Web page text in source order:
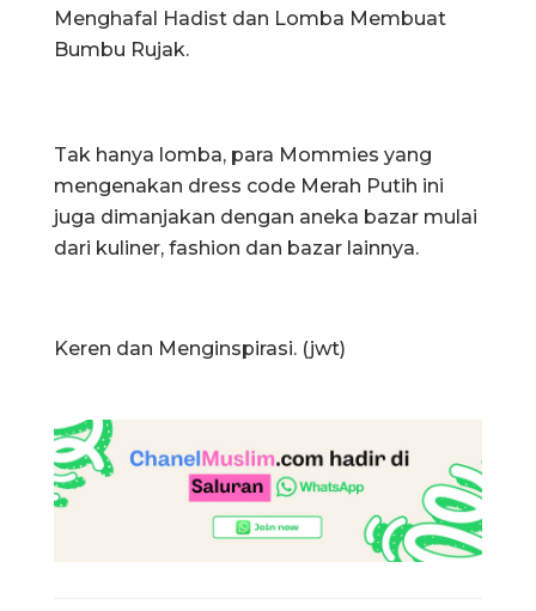
Menghafal Hadist dan Lomba Membuat
Bumbu Rujak.
Tak hanya lomba, para Mommies yang
mengenakan dress code Merah Putih ini
juga dimanjakan dengan aneka bazar mulai
dari kuliner, fashion dan bazar lainnya.
Keren dan Menginspirasi. (jwt)